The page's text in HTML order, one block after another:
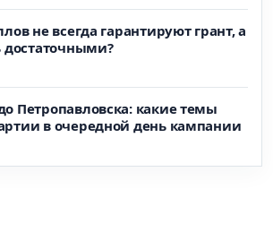
не всегда гарантируют грант, а
достаточными?
Петропавловска: какие темы
в очередной день кампании